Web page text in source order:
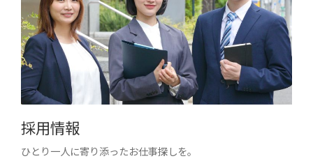
採用情報
ひとり一人に寄り添ったお仕事探しを。